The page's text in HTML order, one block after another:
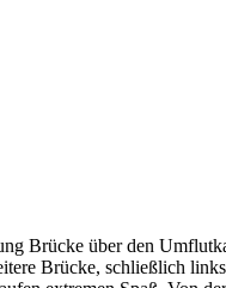
Brücke über den
Brücke, schließlich